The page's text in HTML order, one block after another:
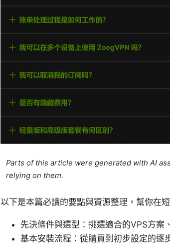
Parts of this article were generated with AI
relying on them.
以下是本篇必讀的要點與資源整理，幫你在
先決條件與選型：挑選適合的VPS方案
基本安裝流程：從購買到初步設定的逐